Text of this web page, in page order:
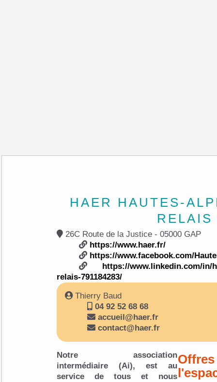
HAER HAUTES-
RELAIS
26C Route de la Justice - 05000 GAP
https://www.haer.fr/
https://www.facebook.com/
https://www.linkedin.com/in/
relais-791184283/
Thierry Baud
04 92 52 68 68
accueil@haer.fr
contact@haer.fr
Notre association
intermédiaire (Ai), est au
service de tous et nous